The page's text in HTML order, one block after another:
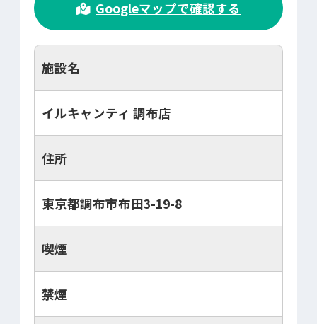
Googleマップで確認する
施設名
イルキャンティ 調布店
住所
東京都調布市布田3-19-8
喫煙
禁煙